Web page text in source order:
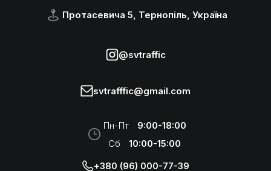
Протасевича 5, Тернопіль, Україна
@svtraffic
svtrafffic@gmail.com
Пн-Пт
9:00-18:00
Сб
10:00-15:00
+380 (96) 000-77-39